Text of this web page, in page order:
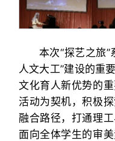
本次“探艺之旅
人文大工”建设的重
文化育人新优势的
活动为契机，积极
融合路径，打通理
面向全体学生的审